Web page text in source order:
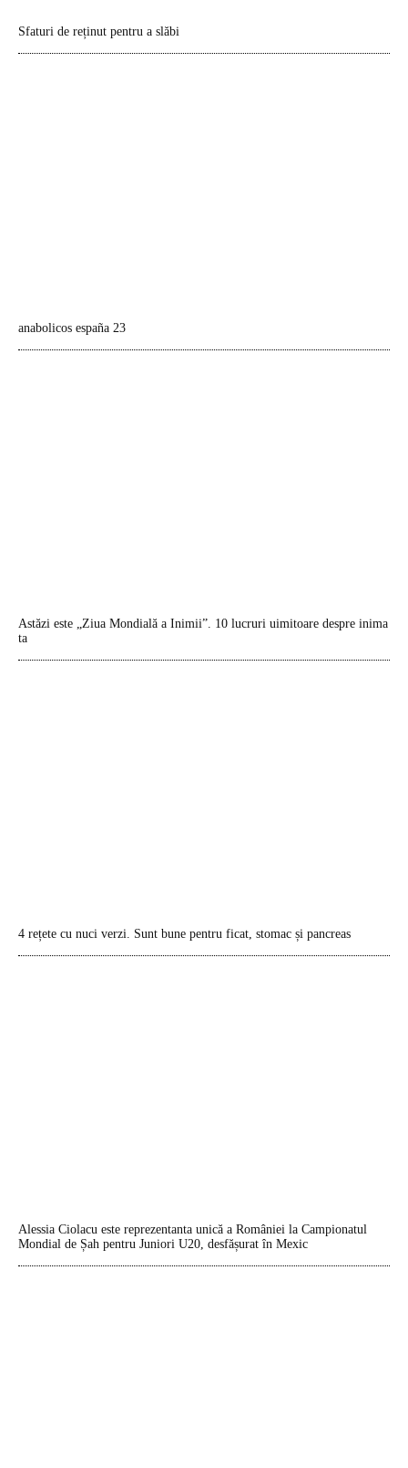
Sfaturi de reținut pentru a slăbi
anabolicos españa 23
Astăzi este „Ziua Mondială a Inimii”. 10 lucruri uimitoare despre inima
ta
4 rețete cu nuci verzi. Sunt bune pentru ficat, stomac și pancreas
Alessia Ciolacu este reprezentanta unică a României la Campionatul
Mondial de Șah pentru Juniori U20, desfășurat în Mexic